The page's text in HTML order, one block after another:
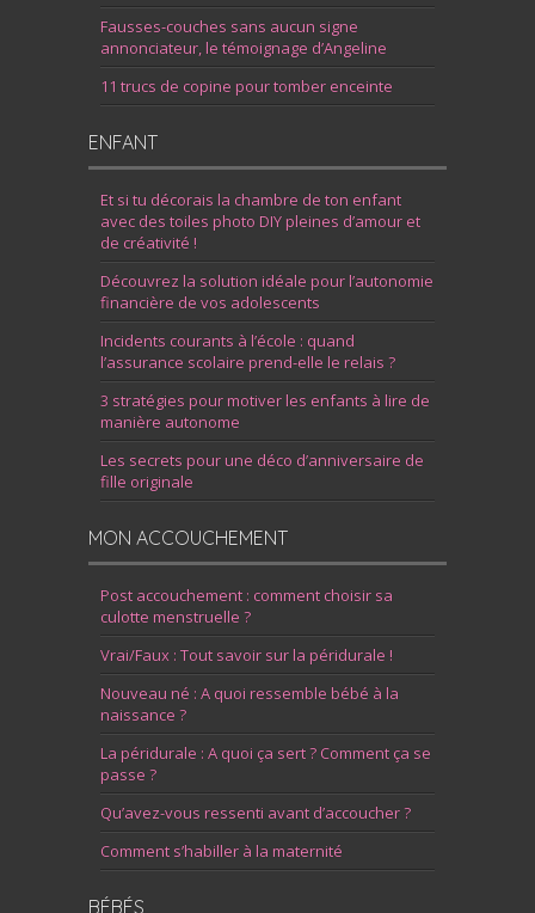
Fausses-couches sans aucun signe
annonciateur, le témoignage d’Angeline
11 trucs de copine pour tomber enceinte
ENFANT
Et si tu décorais la chambre de ton enfant
avec des toiles photo DIY pleines d’amour et
de créativité !
Découvrez la solution idéale pour l’autonomie
financière de vos adolescents
Incidents courants à l’école : quand
l’assurance scolaire prend-elle le relais ?
3 stratégies pour motiver les enfants à lire de
manière autonome
Les secrets pour une déco d’anniversaire de
fille originale
MON ACCOUCHEMENT
Post accouchement : comment choisir sa
culotte menstruelle ?
Vrai/Faux : Tout savoir sur la péridurale !
Nouveau né : A quoi ressemble bébé à la
naissance ?
La péridurale : A quoi ça sert ? Comment ça se
passe ?
Qu’avez-vous ressenti avant d’accoucher ?
Comment s’habiller à la maternité
BÉBÉS